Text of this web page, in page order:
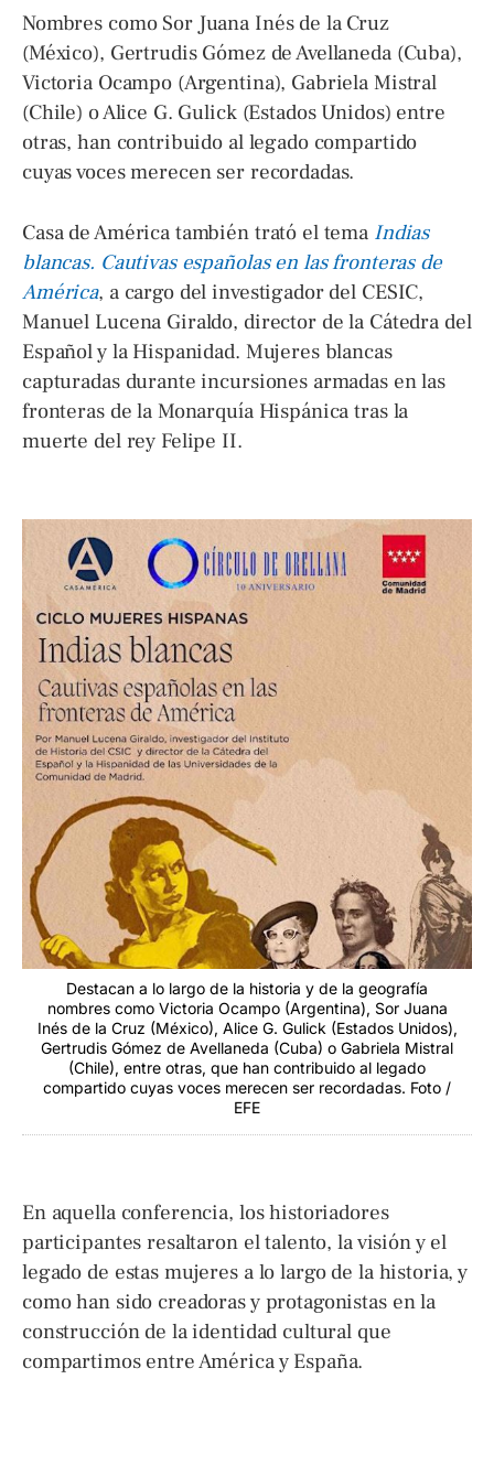
Nombres como Sor Juana Inés de la Cruz
(México), Gertrudis Gómez de Avellaneda (Cuba),
Victoria Ocampo (Argentina), Gabriela Mistral
(Chile) o Alice G. Gulick (Estados Unidos) entre
otras, han contribuido al legado compartido
cuyas voces merecen ser recordadas.
Casa de América también trató el tema Indias
blancas. Cautivas españolas en las fronteras de
América, a cargo del investigador del CESIC,
Manuel Lucena Giraldo, director de la Cátedra del
Español y la Hispanidad. Mujeres blancas
capturadas durante incursiones armadas en las
fronteras de la Monarquía Hispánica tras la
muerte del rey Felipe II.
Destacan a lo largo de la historia y de la geografía
nombres como Victoria Ocampo (Argentina), Sor Juana
Inés de la Cruz (México), Alice G. Gulick (Estados Unidos),
Gertrudis Gómez de Avellaneda (Cuba) o Gabriela Mistral
(Chile), entre otras, que han contribuido al legado
compartido cuyas voces merecen ser recordadas. Foto /
EFE
En aquella conferencia, los historiadores
participantes resaltaron el talento, la visión y el
legado de estas mujeres a lo largo de la historia, y
como han sido creadoras y protagonistas en la
construcción de la identidad cultural que
compartimos entre América y España.